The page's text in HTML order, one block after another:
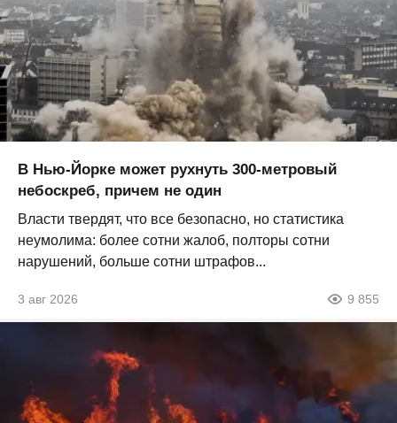
В Нью-Йорке может рухнуть 300-метровый
небоскреб, причем не один
Власти твердят, что все безопасно, но статистика
неумолима: более сотни жалоб, полторы сотни
нарушений, больше сотни штрафов...
3 авг 2026 9 855